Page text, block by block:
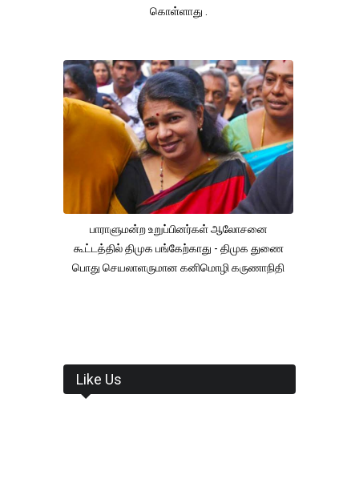
கொள்ளாது .
பாராளுமன்ற உறுப்பினர்கள் ஆலோசனை
கூட்டத்தில் திமுக பங்கேற்காது - திமுக துணை
பொது செயலாளருமான கனிமொழி கருணாநிதி
Like Us